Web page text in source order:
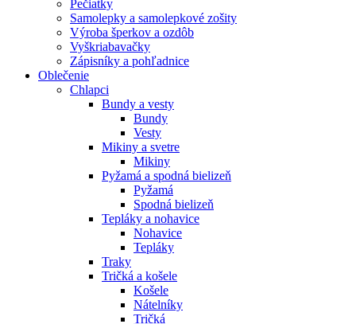
Pečiatky
Samolepky a samolepkové zošity
Výroba šperkov a ozdôb
Vyškriabavačky
Zápisníky a pohľadnice
Oblečenie
Chlapci
Bundy a vesty
Bundy
Vesty
Mikiny a svetre
Mikiny
Pyžamá a spodná bielizeň
Pyžamá
Spodná bielizeň
Tepláky a nohavice
Nohavice
Tepláky
Traky
Tričká a košele
Košele
Nátelníky
Tričká